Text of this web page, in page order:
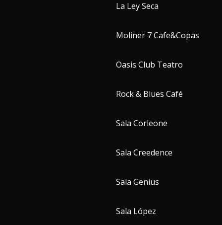
La Ley Seca
Moliner 7 Cafe&Copas
Oasis Club Teatro
Rock & Blues Café
Sala Corleone
Sala Creedence
Sala Genius
Sala López